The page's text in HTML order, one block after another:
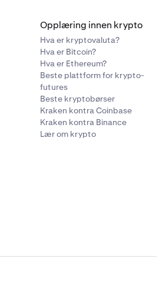
Opplæring innen krypto
Hva er kryptovaluta?
Hva er Bitcoin?
Hva er Ethereum?
Beste plattform for krypto-
futures
Beste kryptobørser
Kraken kontra Coinbase
Kraken kontra Binance
Lær om krypto